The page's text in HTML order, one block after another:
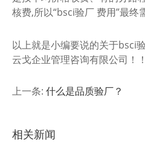
核费,所以“bsci验厂 费用”最终
以上就是小编要说的关于bsci
云戈企业管理咨询有限公司！
上一条: 什么是品质验厂？
相关新闻